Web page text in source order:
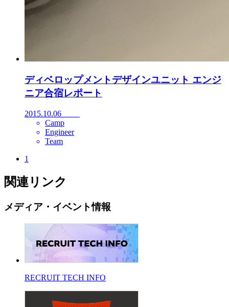
ディベロップメントデザインユニット エンジ
ニア合宿レポート
2015.10.06
Camp
Engineer
Team
1
関連リンク
メディア・イベント情報
RECRUIT TECH INFO